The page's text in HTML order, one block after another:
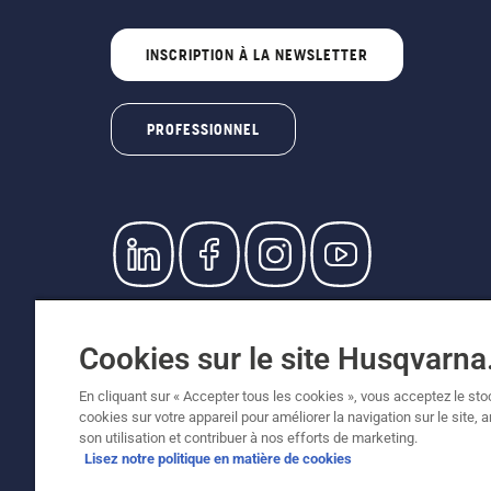
INSCRIPTION À LA NEWSLETTER
PROFESSIONNEL
© Husqvarna AB (publ). Tous droits
prix indiqués sont des prix de vente
Conditions générales de vente Politique de retour
Égalité hommes femmes Signalement de violations
Cookies sur le site
En cliquant sur « Accepter tous les cookies », vous acceptez le
cookies sur votre appareil pour améliorer la navigation sur le site,
son utilisation et contribuer à nos efforts de marketing.
Lisez notre politique en matière de cookies